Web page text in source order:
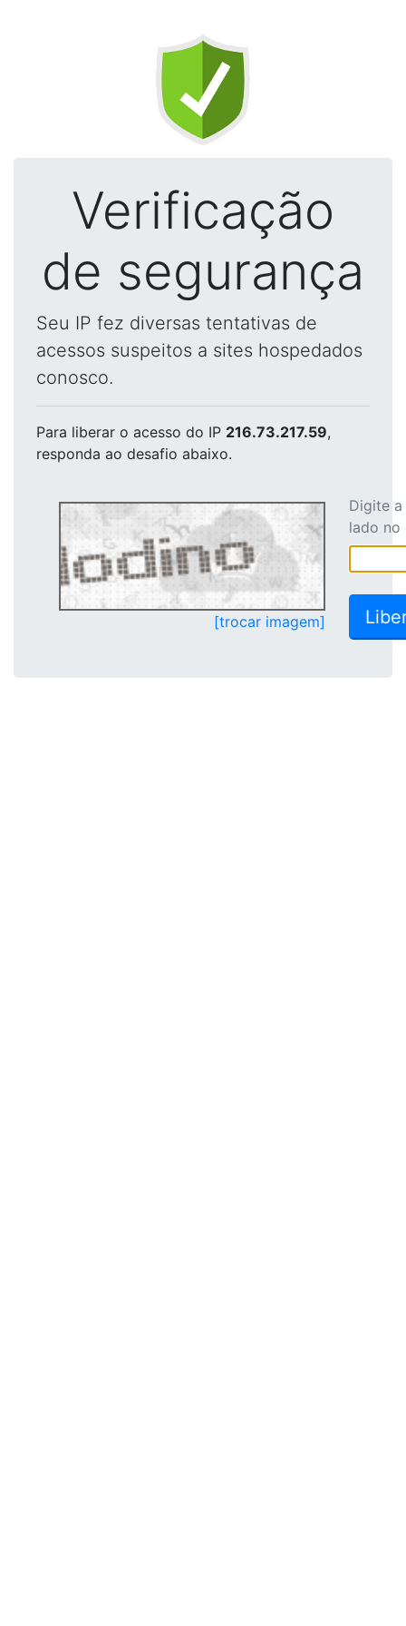
Verificação
de segurança
Seu IP fez diversas tentativas de
acessos suspeitos a sites hospedados
conosco.
Para liberar o acesso do IP 216.73.217.59,
responda ao desafio abaixo.
[trocar imagem]
Digite
lado no